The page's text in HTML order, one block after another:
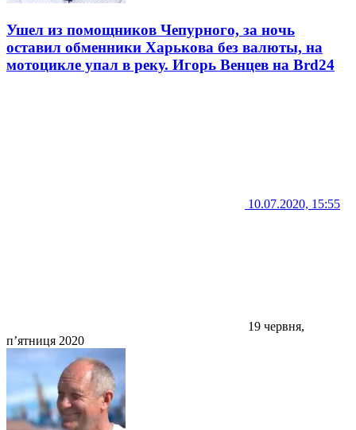
Ушел из помощников Чепурного, за ночь
оставил обменники Харькова без валюты, на
мотоцикле упал в реку. Игорь Венцев на Brd24
10.07.2020, 15:55
19 червня,
п’ятниця 2020